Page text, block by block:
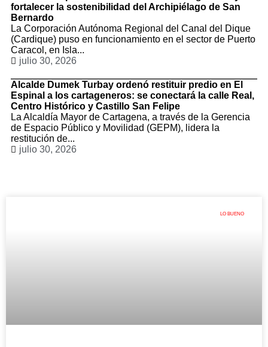
fortalecer la sostenibilidad del Archipiélago de San
Bernardo
La Corporación Autónoma Regional del Canal del Dique
(Cardique) puso en funcionamiento en el sector de Puerto
Caracol, en Isla...
julio 30, 2026
Alcalde Dumek Turbay ordenó restituir predio en El
Espinal a los cartageneros: se conectará la calle Real,
Centro Histórico y Castillo San Felipe
La Alcaldía Mayor de Cartagena, a través de la Gerencia
de Espacio Público y Movilidad (GEPM), lidera la
restitución de...
julio 30, 2026
LO BUENO